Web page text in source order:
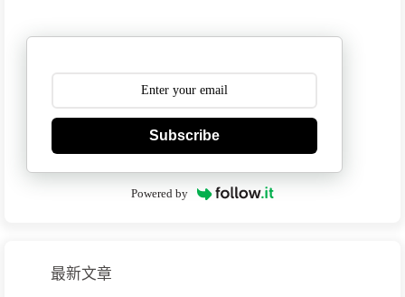
Subscribe
Powered by
最新文章